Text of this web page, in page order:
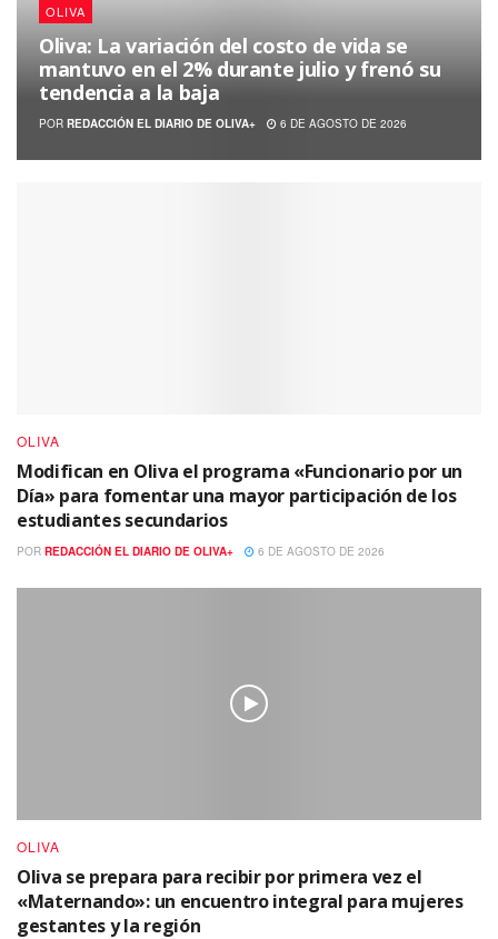
OLIVA
Oliva: La variación del costo de vida se
mantuvo en el 2% durante julio y frenó su
tendencia a la baja
POR REDACCIÓN EL DIARIO DE OLIVA+ 6 DE AGOSTO DE 2026
OLIVA
Modifican en Oliva el programa «Funcionario por un
Día» para fomentar una mayor participación de los
estudiantes secundarios
POR REDACCIÓN EL DIARIO DE OLIVA+ 6 DE AGOSTO DE 2026
OLIVA
Oliva se prepara para recibir por primera vez el
«Maternando»: un encuentro integral para mujeres
gestantes y la región